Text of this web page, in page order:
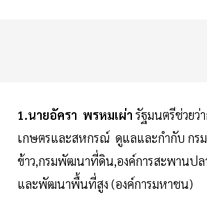
1.นายอัครา พรหมเผ่า รัฐมนตรีช่วยว่
เกษตรและสหกรณ์ ดูแลและกำกับ กรม
ข้าว,กรมพัฒนาที่ดิน,องค์การสะพานปล
และพัฒนาพื้นที่สูง (องค์การมหาชน)